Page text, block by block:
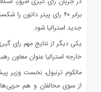
برابر ۴۰ رای پیتر
جدید استرالیا شود.
یکی دیگر از نتایج مهم رای
خارجه استرالیا عنوان معاون
مالکوم ترنبول، نخست وزیر
از سوی مخالفان و هم